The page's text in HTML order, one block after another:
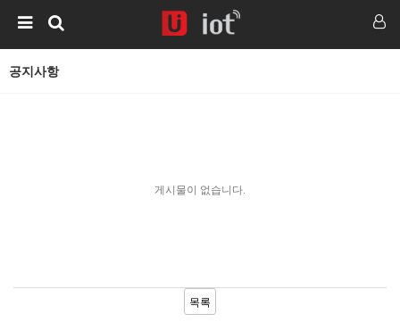
공지사항
게시물이 없습니다.
목록